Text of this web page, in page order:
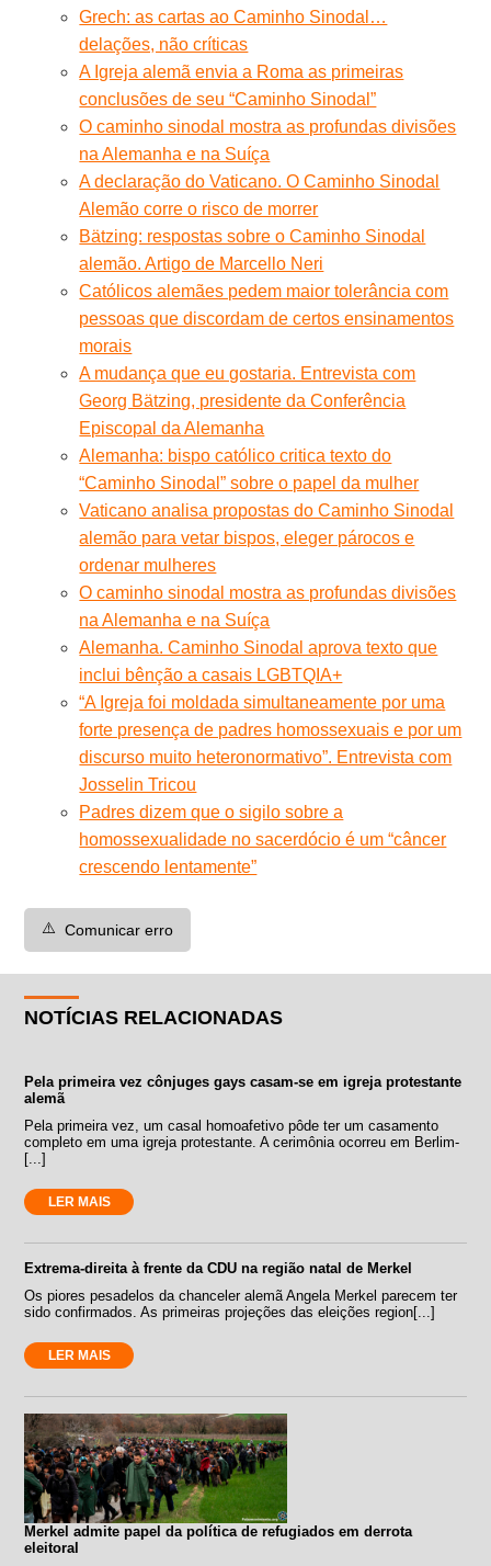
Grech: as cartas ao Caminho Sinodal…
delações, não críticas
A Igreja alemã envia a Roma as primeiras
conclusões de seu “Caminho Sinodal”
O caminho sinodal mostra as profundas divisões
na Alemanha e na Suíça
A declaração do Vaticano. O Caminho Sinodal
Alemão corre o risco de morrer
Bätzing: respostas sobre o Caminho Sinodal
alemão. Artigo de Marcello Neri
Católicos alemães pedem maior tolerância com
pessoas que discordam de certos ensinamentos
morais
A mudança que eu gostaria. Entrevista com
Georg Bätzing, presidente da Conferência
Episcopal da Alemanha
Alemanha: bispo católico critica texto do
“Caminho Sinodal” sobre o papel da mulher
Vaticano analisa propostas do Caminho Sinodal
alemão para vetar bispos, eleger párocos e
ordenar mulheres
O caminho sinodal mostra as profundas divisões
na Alemanha e na Suíça
Alemanha. Caminho Sinodal aprova texto que
inclui bênção a casais LGBTQIA+
“A Igreja foi moldada simultaneamente por uma
forte presença de padres homossexuais e por um
discurso muito heteronormativo”. Entrevista com
Josselin Tricou
Padres dizem que o sigilo sobre a
homossexualidade no sacerdócio é um “câncer
crescendo lentamente”
⚠️ Comunicar erro
NOTÍCIAS RELACIONADAS
Pela primeira vez cônjuges gays casam-se em igreja protestante
alemã
Pela primeira vez, um casal homoafetivo pôde ter um casamento
completo em uma igreja protestante. A cerimônia ocorreu em Berlim-
[...]
LER MAIS
Extrema-direita à frente da CDU na região natal de Merkel
Os piores pesadelos da chanceler alemã Angela Merkel parecem ter
sido confirmados. As primeiras projeções das eleições region[...]
LER MAIS
Merkel admite papel da política de refugiados em derrota
eleitoral